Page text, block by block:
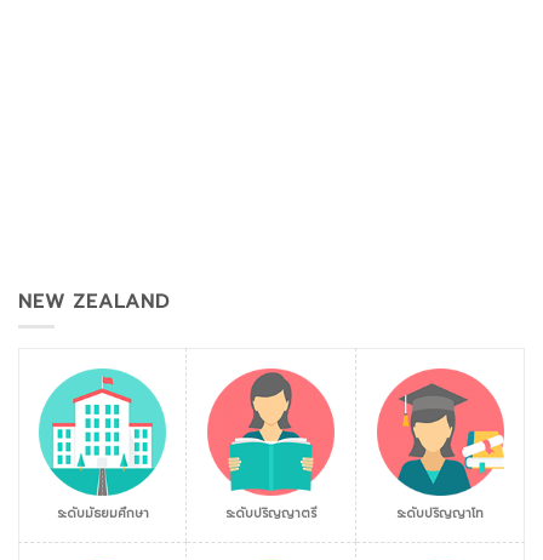
NEW ZEALAND
ระดับมัธยมศึกษา ระดับปริญญาตรี ระดับปริญญาโท